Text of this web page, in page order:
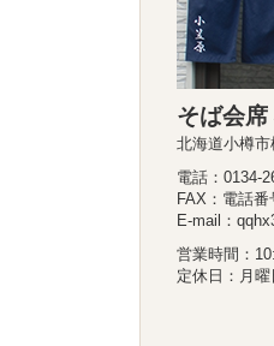
そば会
北海道小樽
電話：0134-
FAX：電話番
E-mail：
営業時間：
定休日：月曜